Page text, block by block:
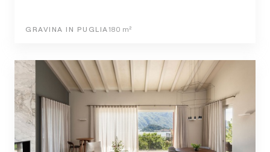
GRAVINA IN PUGLIA 180 m²